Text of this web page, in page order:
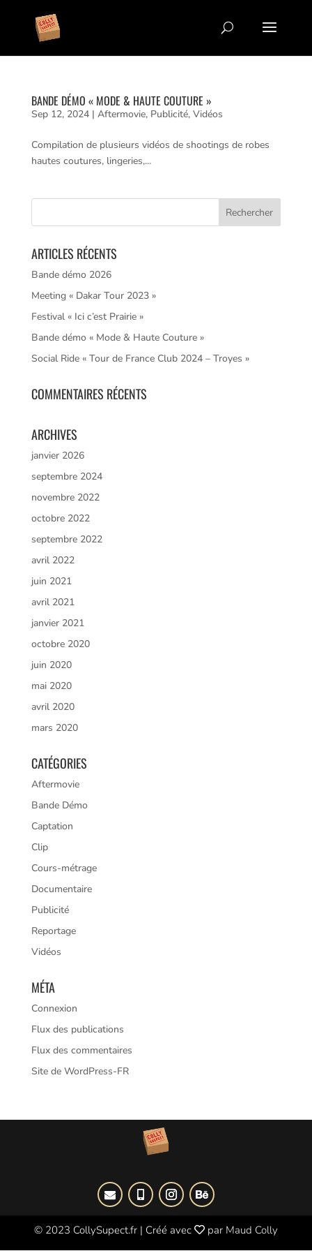
BANDE DÉMO « MODE & HAUTE COUTURE »
Sep 12, 2024| Aftermovie, Publicité, Vidéos
Compilation de plusieurs vidéos de shootings de robes
hautes coutures, lingeries,...
ARTICLES RÉCENTS
Bande démo 2026
Meeting « Dakar Tour 2023 »
Festival « Ici c’est Prairie »
Bande démo « Mode & Haute Couture »
Social Ride « Tour de France Club 2024 – Troyes »
COMMENTAIRES RÉCENTS
ARCHIVES
janvier 2026
septembre 2024
novembre 2022
octobre 2022
septembre 2022
avril 2022
juin 2021
avril 2021
janvier 2021
octobre 2020
juin 2020
mai 2020
avril 2020
mars 2020
CATÉGORIES
Aftermovie
Bande Démo
Captation
Clip
Cours-métrage
Documentaire
Publicité
Reportage
Vidéos
MÉTA
Connexion
Flux des publications
Flux des commentaires
Site de WordPress-FR
© 2023 CollySupect.fr | Créé avec par Maud Colly